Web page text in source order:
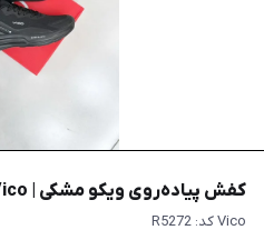
کفش پیاده‌روی ویکو مشکی | Vico
Vico کد: R5272